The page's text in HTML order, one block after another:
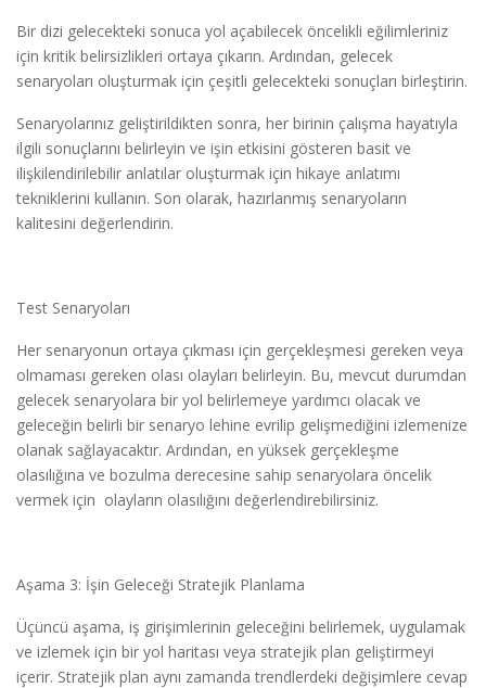
Bir dizi gelecekteki sonuca yol açabilecek öncelikli eğilimleriniz
için kritik belirsizlikleri ortaya çıkarın. Ardından, gelecek
senaryoları oluşturmak için çeşitli gelecekteki sonuçları birleştirin.
Senaryolarınız geliştirildikten sonra, her birinin çalışma hayatıyla
ilgili sonuçlarını belirleyin ve işin etkisini gösteren basit ve
ilişkilendirilebilir anlatılar oluşturmak için hikaye anlatımı
tekniklerini kullanın. Son olarak, hazırlanmış senaryoların
kalitesini değerlendirin.
Test Senaryoları
Her senaryonun ortaya çıkması için gerçekleşmesi gereken veya
olmaması gereken olası olayları belirleyin. Bu, mevcut durumdan
gelecek senaryolara bir yol belirlemeye yardımcı olacak ve
geleceğin belirli bir senaryo lehine evrilip gelişmediğini izlemenize
olanak sağlayacaktır. Ardından, en yüksek gerçekleşme
olasılığına ve bozulma derecesine sahip senaryolara öncelik
vermek için olayların olasılığını değerlendirebilirsiniz.
Aşama 3: İşin Geleceği Stratejik Planlama
Üçüncü aşama, iş girişimlerinin geleceğini belirlemek, uygulamak
ve izlemek için bir yol haritası veya stratejik plan geliştirmeyi
içerir. Stratejik plan aynı zamanda trendlerdeki değişimlere cevap